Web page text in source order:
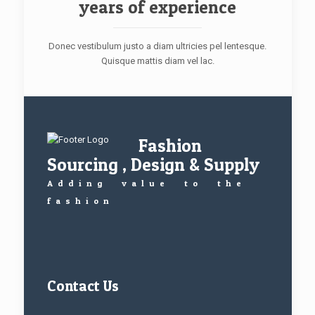
years of experience
Donec vestibulum justo a diam ultricies pel lentesque.
Quisque mattis diam vel lac.
Fashion
Sourcing , Design & Supply
Adding value to the
fashion
Contact Us